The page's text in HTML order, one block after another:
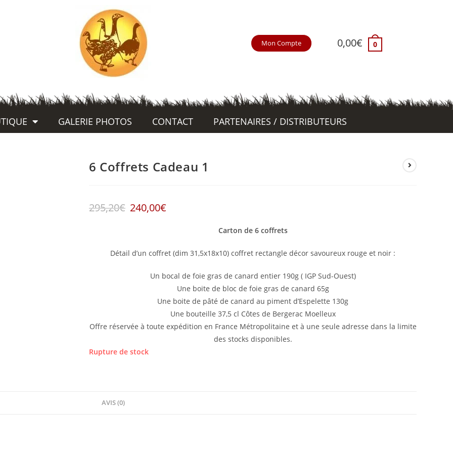
Mon Compte 0,00€ 0
GALERIE PHOTOS CONTACT PARTENAIRES / DISTRIBUTEURS
6 Coffrets Cadeau 1
295,20€ 240,00€
Carton de 6 coffrets
Détail d’un coffret (dim 31,5x18x10) coffret rectangle décor savoureux rouge et noir :
Un bocal de foie gras de canard entier 190g ( IGP Sud-Ouest)
Une boite de bloc de foie gras de canard 65g
Une boite de pâté de canard au piment d’Espelette 130g
Une bouteille 37,5 cl Côtes de Bergerac Moelleux
Offre réservée à toute expédition en France Métropolitaine et à une seule adresse dans la limite
des stocks disponibles.
Rupture de stock
AVIS (0)